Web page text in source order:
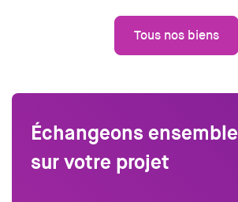
Tous nos biens
Échangeons ensemble
sur votre projet